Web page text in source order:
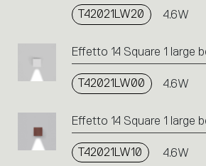
T42021LW20 4.6W
Effetto 14 Square 1 large
T42021LW00 4.6W
Effetto 14 Square 1 large
T42021LW10 4.6W